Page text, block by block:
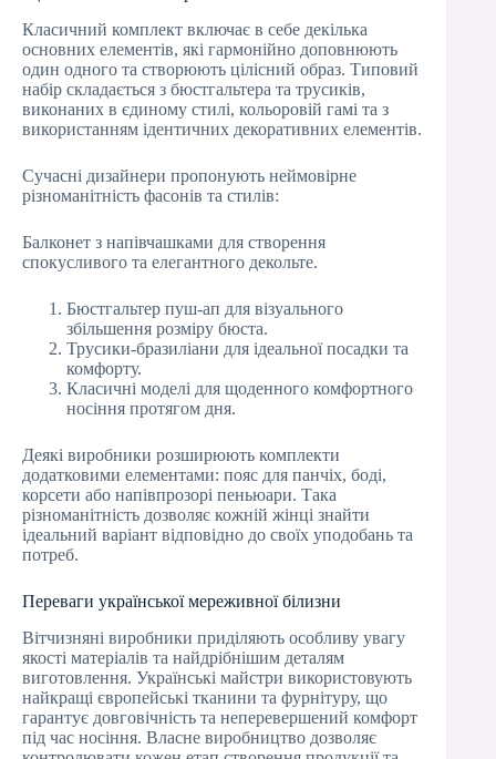
Класичний комплект включає в себе декілька
основних елементів, які гармонійно доповнюють
один одного та створюють цілісний образ. Типовий
набір складається з бюстгальтера та трусиків,
виконаних в єдиному стилі, кольоровій гамі та з
використанням ідентичних декоративних елементів.
Сучасні дизайнери пропонують неймовірне
різноманітність фасонів та стилів:
Балконет з напівчашками для створення
спокусливого та елегантного декольте.
Бюстгальтер пуш-ап для візуального
збільшення розміру бюста.
Трусики-бразиліани для ідеальної посадки та
комфорту.
Класичні моделі для щоденного комфортного
носіння протягом дня.
Деякі виробники розширюють комплекти
додатковими елементами: пояс для панчіх, боді,
корсети або напівпрозорі пеньюари. Така
різноманітність дозволяє кожній жінці знайти
ідеальний варіант відповідно до своїх уподобань та
потреб.
Переваги української мереживної білизни
Вітчизняні виробники приділяють особливу увагу
якості матеріалів та найдрібнішим деталям
виготовлення. Українські майстри використовують
найкращі європейські тканини та фурнітуру, що
гарантує довговічність та неперевершений комфорт
під час носіння. Власне виробництво дозволяє